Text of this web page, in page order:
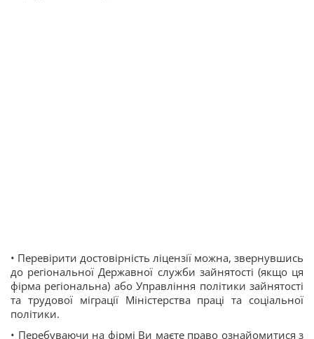
• Перевірити достовірність ліцензії можна, звернувшись
до регіональної Державної служби зайнятості (якщо ця
фірма регіональна) або Управління політики зайнятості
та трудової міграції Міністерства праці та соціальної
політики.
• Перебуваючи на фірмі Ви маєте право ознайомитися з